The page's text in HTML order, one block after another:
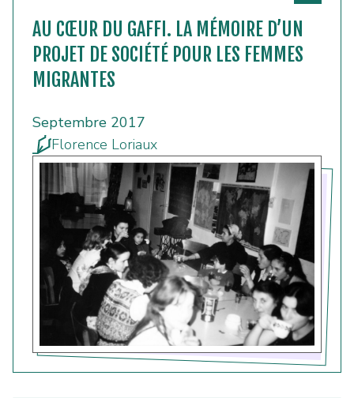
AU CŒUR DU GAFFI. LA MÉMOIRE D’UN
PROJET DE SOCIÉTÉ POUR LES FEMMES
MIGRANTES
Septembre 2017
Florence Loriaux